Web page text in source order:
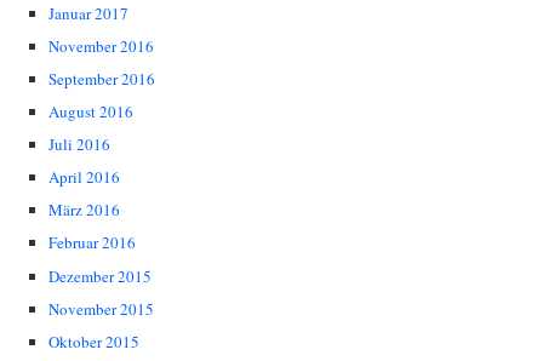
Januar 2017
November 2016
September 2016
August 2016
Juli 2016
April 2016
März 2016
Februar 2016
Dezember 2015
November 2015
Oktober 2015